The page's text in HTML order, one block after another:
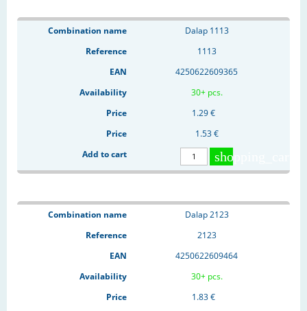
Dalap 1113
1113
4250622609365
30+ pcs.
1.29 €
1.53 €
shopping_cart
Dalap 2123
2123
4250622609464
30+ pcs.
1.83 €